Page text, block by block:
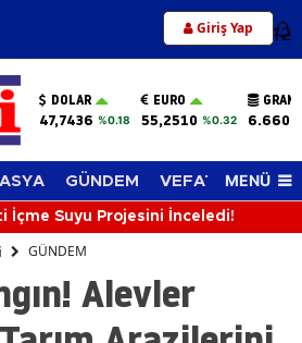
Giriş Yap 12
DOLAR
47,7436 %0.18
EURO
55,2510 %0.32
GÜNDEM VEFAT EDENLER
MENÜ
İçme Suyu Projesini İnceledi!
GÜNDEM
Alevler